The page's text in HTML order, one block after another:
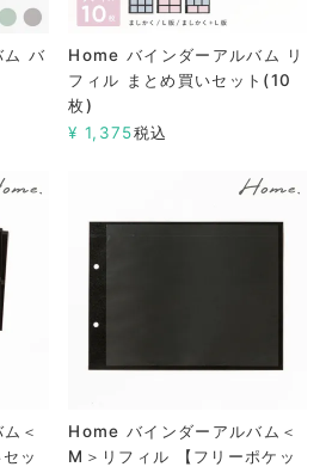
ム バ
Home バインダーアルバム リ
フィル まとめ買いセット(10
枚)
¥ 1,375税込
＜
ッ
Home バインダーアルバム＜
M＞リフィル 【フリーポケッ